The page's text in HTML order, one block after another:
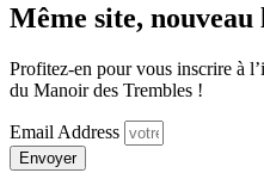
Même site, nouveau
Profitez-en pour vous inscrire à
du Manoir des Trembles !
Email Address
Envoyer